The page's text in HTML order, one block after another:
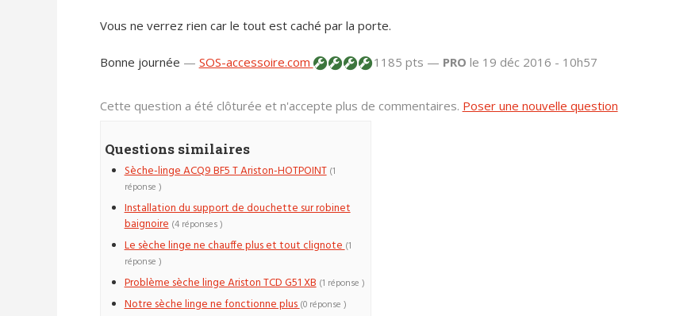
Vous ne verrez rien car le tout est caché par la porte.
Bonne journée — SOS-accessoire.com 1185 pts — PRO le 19 déc 2016 - 10h57
Cette question a été clôturée et n'accepte plus de commentaires. Poser une nouvelle question
Questions similaires
Sèche-linge ACQ9 BF5 T Ariston-HOTPOINT (1
réponse )
Installation du support de douchette sur robinet
baignoire (4 réponses )
Le sèche linge ne chauffe plus et tout clignote(1
réponse )
Problème sèche linge Ariston TCD G51 XB (1 réponse )
Notre sèche linge ne fonctionne plus(0 réponse )